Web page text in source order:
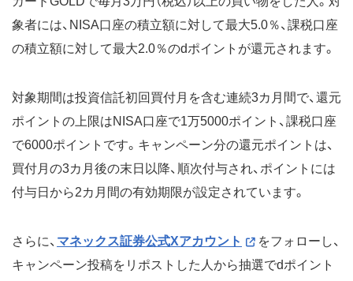
象者には、NISA口座の積立額に対して最大5.0％、課税口座
の積立額に対して最大2.0％のdポイントが還元されます。
対象期間は投資信託初回買付月を含む連続3カ月間で、還元
ポイントの上限はNISA口座で1万5000ポイント、課税口座
で6000ポイントです。キャンペーン分の還元ポイントは、
買付月の3カ月後の末日以降、順次付与され、ポイントには
付与日から2カ月間の有効期限が設定されています。
さらに、 マネックス証券公式Xアカウント
をフォローし、
キャンペーン投稿をリポストした人から抽選でdポイント